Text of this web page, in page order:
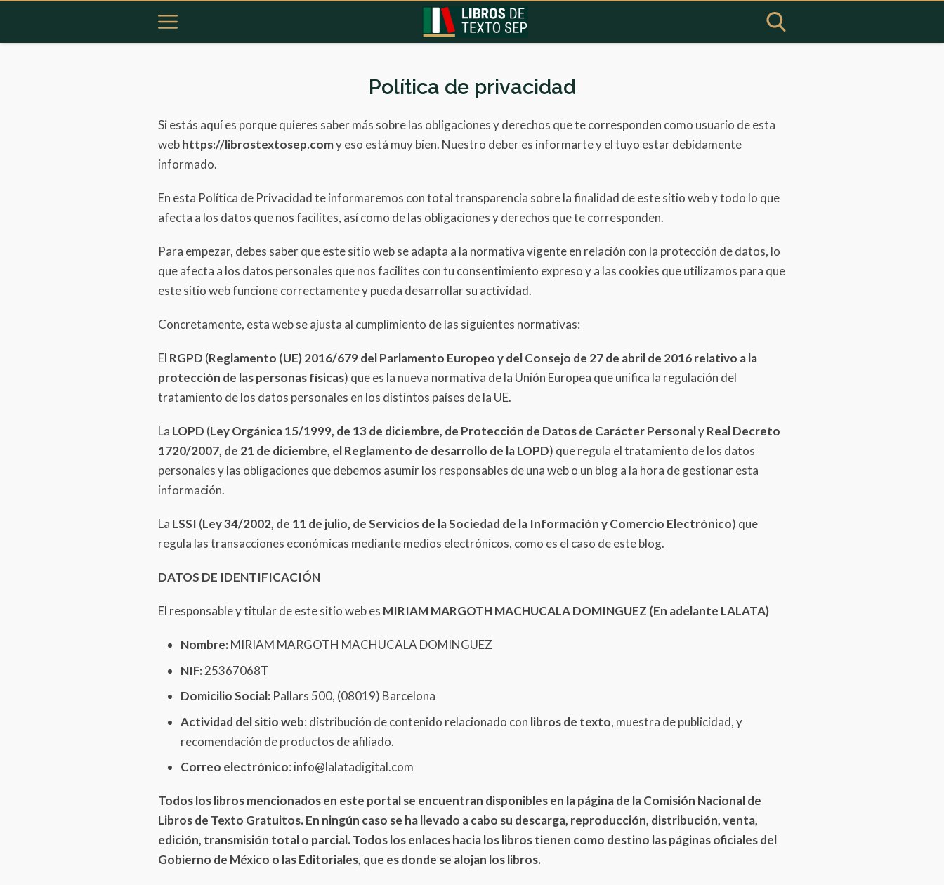
Política de privacidad
Si estás aquí es porque quieres saber más sobre las obligaciones y derechos que te corresponden como usuario de esta
webhttps://librostextosep.comy eso está muy bien. Nuestro deber es informarte y el tuyo estar debidamente
informado.
En esta Política de Privacidad te informaremos con total transparencia sobre la finalidad de este sitio web y todo lo que
afecta a los datos que nos facilites, así como de las obligaciones y derechos que te corresponden.
Para empezar, debes saber que este sitio web se adapta a la normativa vigente en relación con la protección de datos, lo
que afecta a los datos personales que nos facilites con tu consentimiento expreso y a las cookies que utilizamos para que
este sitio web funcione correctamente y pueda desarrollar su actividad.
Concretamente, esta web se ajusta al cumplimiento de las siguientes normativas:
El RGPD (Reglamento (UE) 2016/679 del Parlamento Europeo y del Consejo de 27 de abril de 2016 relativo a la
protección de las personas físicas) que es la nueva normativa de la Unión Europea que unifica la regulación del
tratamiento de los datos personales en los distintos países de la UE.
La LOPD (Ley Orgánica 15/1999, de 13 de diciembre, de Protección de Datos de Carácter PersonalyReal Decreto
1720/2007, de 21 de diciembre, el Reglamento de desarrollo de la LOPD) que regula el tratamiento de los datos
personales y las obligaciones que debemos asumir los responsables de una web o un blog a la hora de gestionar esta
información.
La LSSI (Ley 34/2002, de 11 de julio, de Servicios de la Sociedad de la Información y Comercio Electrónico) que
regula las transacciones económicas mediante medios electrónicos, como es el caso de este blog.
DATOS DE IDENTIFICACIÓN
El responsable y titular de este sitio web es MIRIAM MARGOTH MACHUCALA DOMINGUEZ (En adelante LALATA)
Nombre:MIRIAM MARGOTH MACHUCALA DOMINGUEZ
NIF:25367068T
Domicilio Social: Pallars 500, (08019) Barcelona
Actividad del sitio web: distribución de contenido relacionado con libros de texto, muestra de publicidad, y
recomendación de productos de afiliado.
Correo electrónico: info@lalatadigital.com
Todos los libros mencionados en este portal se encuentran disponibles en la página de la Comisión Nacional de
Libros de Texto Gratuitos. En ningún caso se ha llevado a cabo su descarga, reproducción, distribución, venta,
edición, transmisión total o parcial. Todos los enlaces hacia los libros tienen como destino las páginas oficiales del
Gobierno de México o las Editoriales, que es donde se alojan los libros.